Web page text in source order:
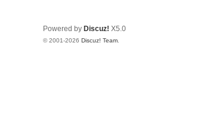
Powered by Discuz! X5.0
© 2001-2026 Discuz! Team